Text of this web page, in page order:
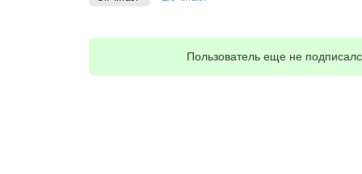
Пользователь еще не